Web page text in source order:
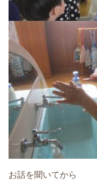
お話を聞いてから